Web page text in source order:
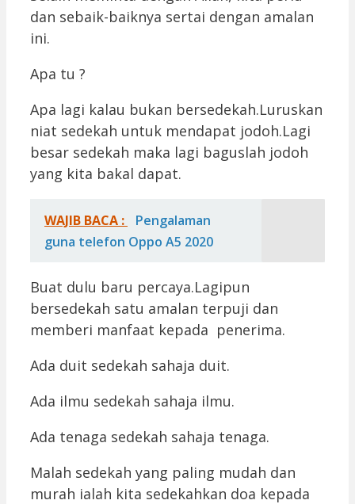
dan sebaik-baiknya sertai dengan amalan
ini.
Apa tu ?
Apa lagi kalau bukan bersedekah.Luruskan
niat sedekah untuk mendapat jodoh.Lagi
besar sedekah maka lagi baguslah jodoh
yang kita bakal dapat.
WAJIB BACA :
Pengalaman
guna telefon Oppo A5 2020
Buat dulu baru percaya.Lagipun
bersedekah satu amalan terpuji dan
memberi manfaat kepada penerima.
Ada duit sedekah sahaja duit.
Ada ilmu sedekah sahaja ilmu.
Ada tenaga sedekah sahaja tenaga.
Malah sedekah yang paling mudah dan
murah ialah kita sedekahkan doa kepada